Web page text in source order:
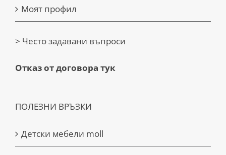
Моят профил
> Често задавани въпроси
Отказ от договора тук
ПОЛЕЗНИ ВРЪЗКИ
Детски мебели moll